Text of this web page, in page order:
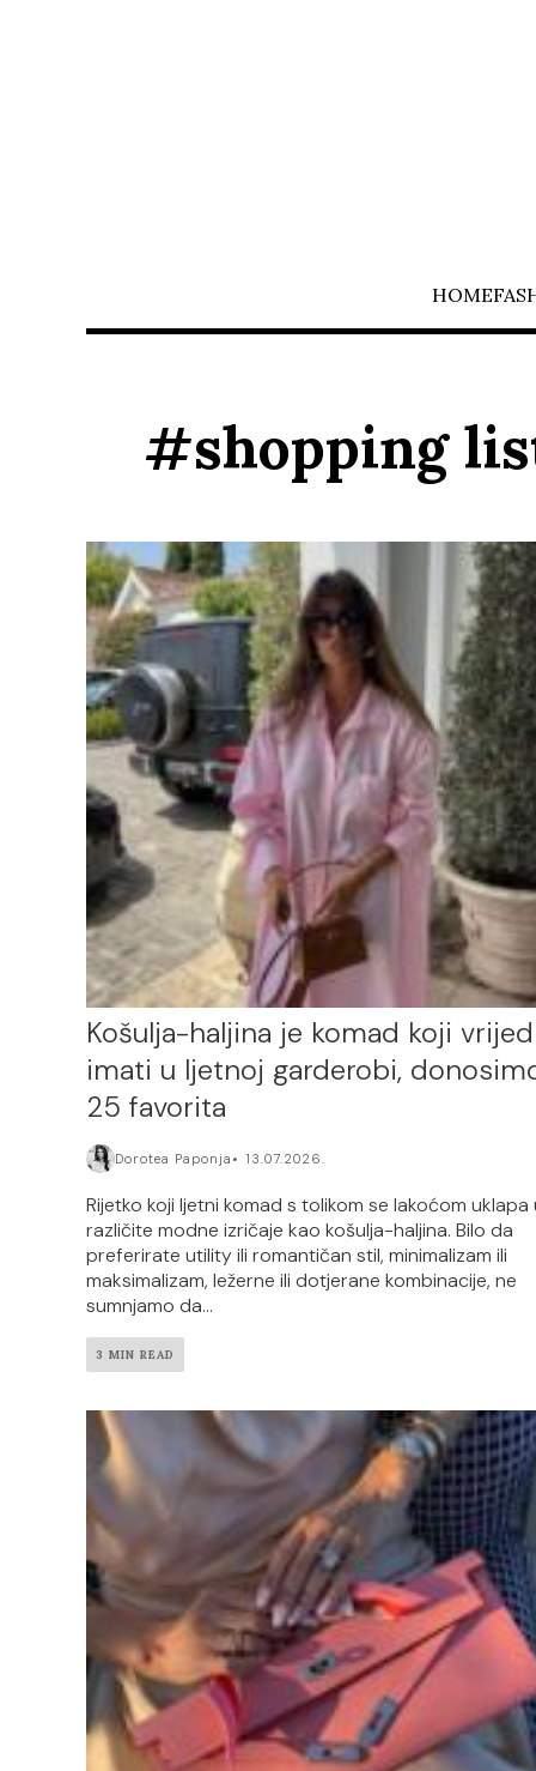
HOME
#shopping
Košulja-haljina je komad koji
imati u ljetnoj garderobi,
25 favorita
Dorotea Paponja 13.07.2026.
Rijetko koji ljetni komad s tolikom se lakoćom uklapa
različite modne izričaje kao košulja-haljina. Bilo da
preferirate utility ili romantičan stil, minimalizam ili
maksimalizam, ležerne ili dotjerane kombinacije, ne
sumnjamo da...
3 MIN READ